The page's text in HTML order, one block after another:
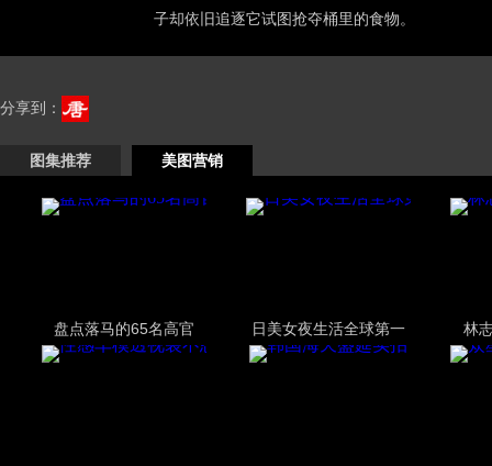
子却依旧追逐它试图抢夺桶里的食物。
分享到：
图集推荐 美图营销
盘点落马的65名高官 日美女夜生活全球第一 林